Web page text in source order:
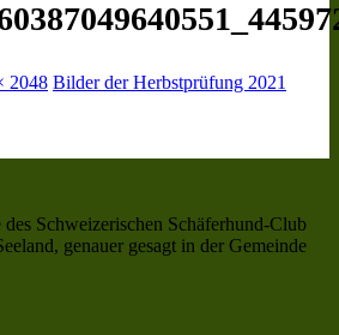
2048 Bilder der Herbstprüfung 2021
Schweizerischen Schäferhund-Club
genauer gesagt in der Gemeinde